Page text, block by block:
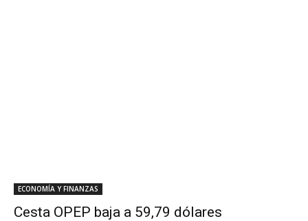
ECONOMÍA Y FINANZAS
Cesta OPEP baja a 59,79 dólares